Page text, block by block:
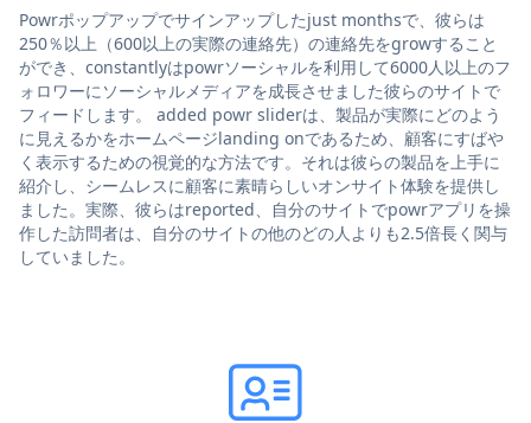
Powrポップアップでサインアップしたjust monthsで、彼らは
250％以上（600以上の実際の連絡先）の連絡先をgrowすること
ができ、constantlyはpowrソーシャルを利用して6000人以上のフ
ォロワーにソーシャルメディアを成長させました彼らのサイトで
フィードします。 added powr sliderは、製品が実際にどのよう
に見えるかをホームページlanding onであるため、顧客にすばや
く表示するための視覚的な方法です。それは彼らの製品を上手に
紹介し、シームレスに顧客に素晴らしいオンサイト体験を提供し
ました。実際、彼らはreported、自分のサイトでpowrアプリを操
作した訪問者は、自分のサイトの他のどの人よりも2.5倍長く関与
していました。